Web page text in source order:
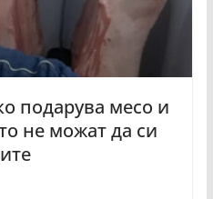
подарува месо и
не можат да си